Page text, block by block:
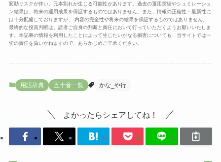
変動リスクが伴い、元本割れが生じる可能性があります。過去の運用実績やシュミレーショ
ン結果は、将来の運用成果を保証するものではありません。また、情報の正確性・最新性に
は十分配慮しておりますが、 内容の完全性や将来の結果を保証するものではありません。
最終的な投資判断は、読者ご自身の判断と責任において行っていただくようお願いいたしま
す。本記事の情報を利用したことによって生じたいかなる損害についても、当サイトでは一
切の責任を負いかねますので、あらかじめご了承ください。
用語辞典 五十音一覧 かな_や行
よかったらシェアしてね！